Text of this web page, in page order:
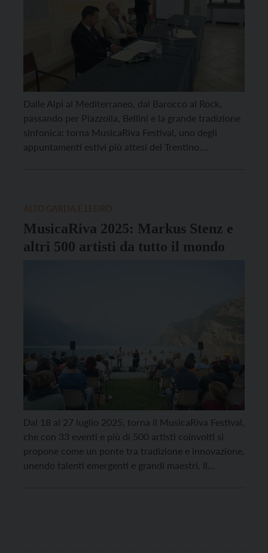
Dalle Alpi al Mediterraneo, dal Barocco al Rock,
passando per Piazzolla, Bellini e la grande tradizione
sinfonica: torna MusicaRiva Festival, uno degli
appuntamenti estivi più attesi del Trentino.
MusicaRiva 2025: Markus Stenz e
altri 500 artisti da tutto il mondo
Dal 18 al 27 luglio 2025, torna il MusicaRiva Festival,
che con 33 eventi e più di 500 artisti coinvolti si
propone come un ponte tra tradizione e innovazione,
unendo talenti emergenti e grandi maestri. Il